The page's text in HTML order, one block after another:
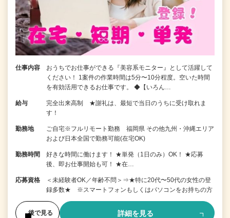
仕事内容
おうちでお仕事ができる『美容系モニター』として活躍して
ください！ 1案件の作業時間は5分〜10分程度。空いた時間
を有効活用できるお仕事です。 ◆【いろん…
給与
完全出来高制 ★謝礼は、最短で当日のうちに受け取れま
す！
勤務地
ご自宅※フルリモート勤務 福岡県 その他九州・沖縄エリア
および日本全国で勤務可能(在宅OK)
勤務時間
好きな時間に働けます！ ★単発（1日のみ）OK！ ★応募
後、即お仕事開始も可！ ★在…
応募資格
＜未経験者OK／年齢不問＞⇒★特に20代〜50代の女性の登
録多数★ ※スマートフォンもしくはパソコンをお持ちの方
後で見る 詳細を見る